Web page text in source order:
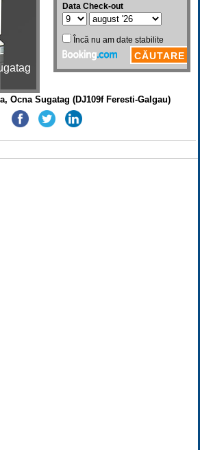
Ocna Sugatag (DJ109f Feresti-Galgau)